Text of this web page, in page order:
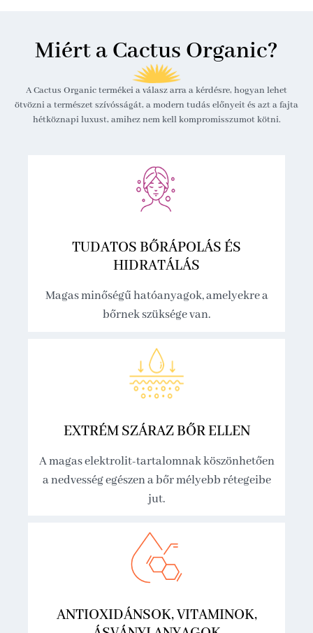
Miért a Cactus Organic?
A Cactus Organic termékei a válasz arra a kérdésre, hogyan lehet
ötvözni a természet szívósságát, a modern tudás előnyeit és azt a fajta
hétköznapi luxust, amihez nem kell kompromisszumot kötni.
TUDATOS BŐRÁPOLÁS ÉS
HIDRATÁLÁS
Magas minőségű hatóanyagok, amelyekre a
bőrnek szüksége van.
EXTRÉM SZÁRAZ BŐR ELLEN
A magas elektrolit-tartalomnak köszönhetően
a nedvesség egészen a bőr mélyebb rétegeibe
jut.
ANTIOXIDÁNSOK, VITAMINOK,